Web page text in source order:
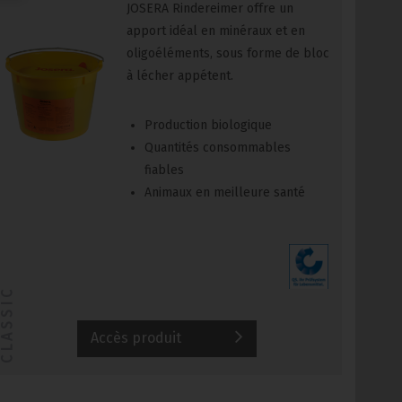
JOSERA Rindereimer offre un
apport idéal en minéraux et en
oligoéléments, sous forme de bloc
à lécher appétent.
Production biologique
Quantités consommables
fiables
Animaux en meilleure santé
Accès produit